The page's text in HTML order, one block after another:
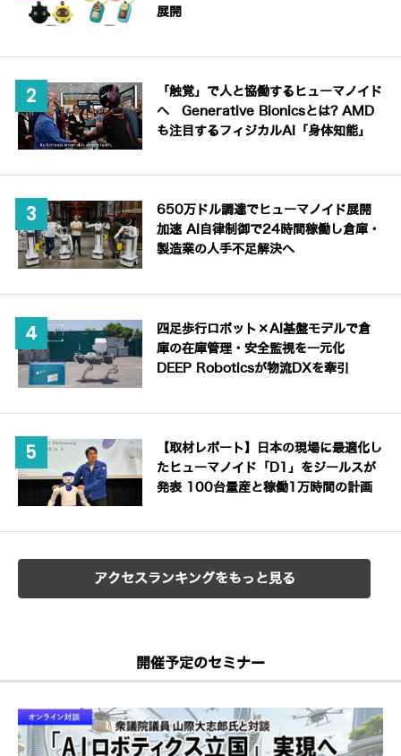
展開
「触覚」で人と協働するヒューマノイド
へ Generative Bionicsとは? AMD
も注目するフィジカルAI「身体知能」
650万ドル調達でヒューマノイド展開
加速 AI自律制御で24時間稼働し倉庫・
製造業の人手不足解決へ
四足歩行ロボット×AI基盤モデルで倉
庫の在庫管理・安全監視を一元化
DEEP Roboticsが物流DXを牽引
【取材レポート】日本の現場に最適化し
たヒューマノイド「D1」をジールスが
発表 100台量産と稼働1万時間の計画
アクセスランキングをもっと見る
開催予定のセミナー